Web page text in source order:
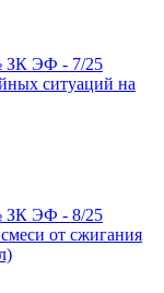
ЗК ЭФ - 7/25
ситуаций на
ЗК ЭФ - 8/25
от сжигания